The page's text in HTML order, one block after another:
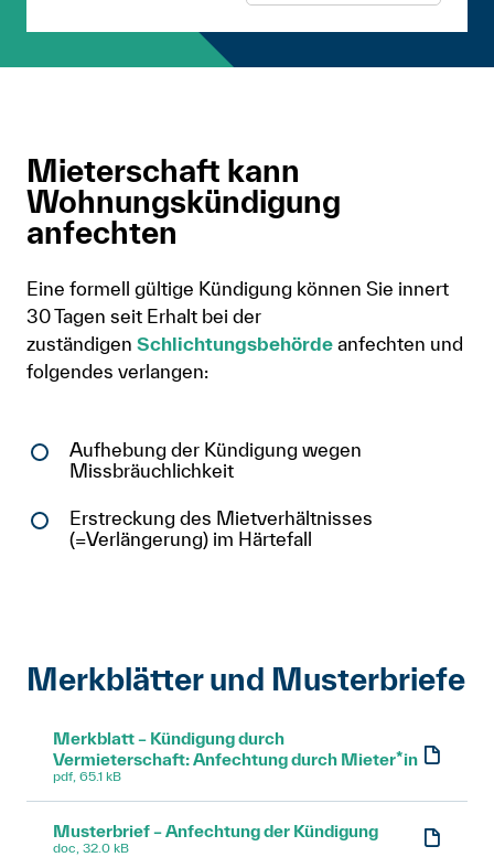
Mieterschaft kann
Wohnungskündigung
anfechten
Eine formell gültige Kündigung können Sie innert
30 Tagen seit Erhalt bei der
zuständigen Schlichtungsbehörde anfechten und
folgendes verlangen:
Aufhebung der Kündigung wegen
Missbräuchlichkeit
Erstreckung des Mietverhältnisses
(=Verlängerung) im Härtefall
Merkblätter und Musterbriefe
Merkblatt – Kündigung durch
Vermieterschaft: Anfechtung durch Mieter*in
pdf, 65.1 kB
Musterbrief – Anfechtung der Kündigung
doc, 32.0 kB